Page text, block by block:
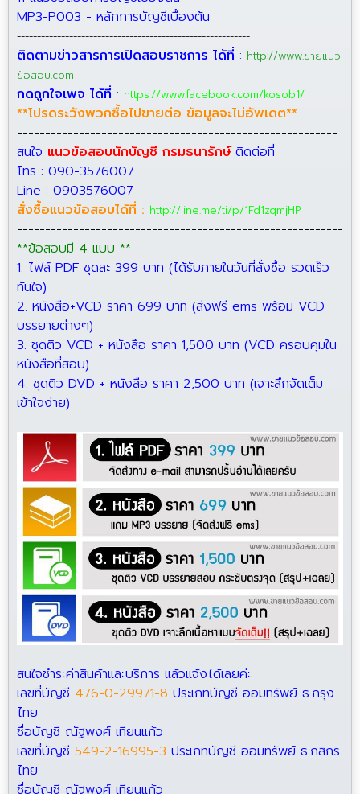
MP3-P003 - หลักการบัญชีเบื้องต้น
----------------------------------------------------------
ติดตามข่าวสารการเปิดสอบราชการ ได้ที่ : http://www.ขายแนว
ข้อสอบ.com
กดถูกใจเพจ ได้ที่ : https://www.facebook.com/kosob1/
**โปรดระวังพวกซื้อไปขายต่อ ข้อมูลจะไม่อัพเดต**
---------------------------------------------------------
สนใจ แนวข้อสอบนักบัญชี กรมธนารักษ์ ติดต่อที่
โทร : 090-3576007
Line : 0903576007
สั่งซื้อแนวข้อสอบได้ที่ : http://line.me/ti/p/1Fd1zqmjHP
----------------------------------------------------------
**ข้อสอบมี 4 แบบ **
1. ไฟล์ PDF ชุดละ 399 บาท (ได้รับภายในวันที่สั่งซื้อ รวดเร็ว
ทันใจ)
2. หนังสือ+VCD ราคา 699 บาท (ส่งฟรี ems พร้อม VCD
บรรยายต่างๆ)
3. ชุดติว VCD + หนังสือ ราคา 1,500 บาท (VCD ครอบคุมใน
หนังสือที่สอบ)
4. ชุดติว DVD + หนังสือ ราคา 2,500 บาท (เจาะลึกจัดเต็ม
เข้าใจง่าย)
สนใจชำระค่าสินค้าและบริการ แล้วแจ้งได้เลยค่ะ
เลขที่บัญชี 476-0-29971-8 ประเภทบัญชี ออมทรัพย์ ธ.กรุง
ไทย
ชื่อบัญชี ณัฐพงศ์ เทียนแก้ว
เลขที่บัญชี 549-2-16995-3 ประเภทบัญชี ออมทรัพย์ ธ.กสิกร
ไทย